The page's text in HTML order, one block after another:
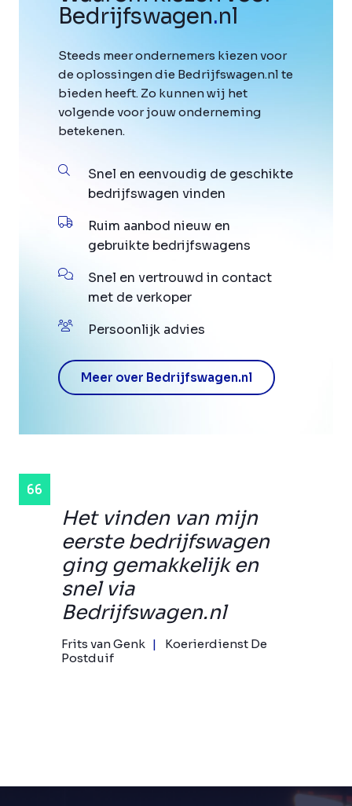
Het vinden van mijn
eerste bedrijfswagen
ging gemakkelijk en
snel via
Bedrijfswagen.nl
Frits van Genk
Koerierdienst De
Postduif
Bedrijfswagen.nl
Steeds meer ondernemers kiezen voor
de oplossingen die Bedrijfswagen.nl te
bieden heeft. Zo kunnen wij het
volgende voor jouw onderneming
betekenen.
Snel en eenvoudig de geschikte
bedrijfswagen vinden
Ruim aanbod nieuw en
gebruikte bedrijfswagens
Snel en vertrouwd in contact
met de verkoper
Persoonlijk advies
Meer over Bedrijfswagen.nl